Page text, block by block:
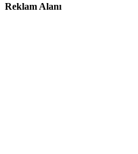
Reklam Alanı